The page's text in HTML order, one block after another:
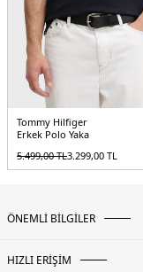
Tommy Hilfiger
Erkek Polo Yaka
5.499,00TL3.299,00 TL
ÖNEMLİ BİLGİLER
HIZLI ERİŞİM